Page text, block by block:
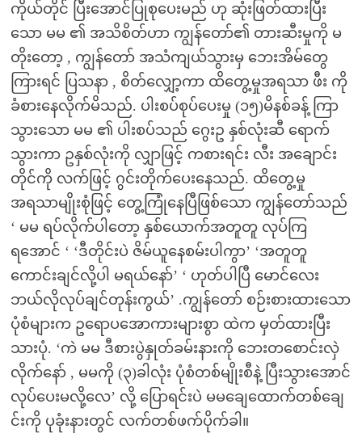
ကိုယ်တိုင် ပြီးအောင်ပြုစုပေးမည် ဟု ဆုံးဖြတ်ထားပြီး
သော မမ ၏ အသိစိတ်ဟာ ကျွန်တော်၏ တားဆီးမှုကို မ
တိုးတော့ , ကျွန်တော် အသံကျယ်သွားမှ ဘေးအိမ်တွေ
ကြားရင် ပြသနာ , စိတ်လျှော့ကာ ထိတွေ့မှုအရသာ ဖီး ကို
ခံစားနေလိုက်မိသည်. ပါးစပ်စုပ်ပေးမှု (၁၅)မိနစ်ခန့် ကြာ
သွားသော မမ ၏ ပါးစပ်သည် ဂွေးဥ နှစ်လုံးဆီ ရောက်
သွားကာ ဥနှစ်လုံးကို လျှာဖြင့် ကစားရင်း လီး အချောင်း
တိုင်ကို လက်ဖြင့် ဂွင်းတိုက်ပေးနေသည်. ထိတွေ့မှု
အရသာမျိုးစုံဖြင့် တွေ့ကြုံနေပြီဖြစ်သော ကျွန်တော်သည်
‘ မမ ရပ်လိုက်ပါတော့ နှစ်ယောက်အတူတူ လုပ်ကြ
ရအောင် ‘ ‘ဒီတိုင်းပဲ ဇိမ်ယူနေစမ်းပါကွာ’ ‘အတူတူ
ကောင်းချင်လို့ပါ မရယ်နော်’ ‘ ဟုတ်ပါပြီ မောင်လေး
ဘယ်လိုလုပ်ချင်တုန်းကွယ်’ .ကျွန်တော် စဉ်းစားထားသော
ပုံစံများက ဥရောပအောကားများစွာ ထဲက မှတ်ထားပြီး
သားပုံ. ‘ကဲ မမ ဒီစားပွဲနှုတ်ခမ်းနားကို ဘေးတစောင်းလှဲ
လိုက်နော် , မမကို (၃)ခါလုံး ပုံစံတစ်မျိုးစီနဲ့ ပြီးသွားအောင်
လုပ်ပေးမလို့လေ’ လို့ ပြောရင်းပဲ မမချေထောက်တစ်ချေ
င်းကို ပုခုံးနားတွင် လက်တစ်ဖက်ပိုက်ခါ။